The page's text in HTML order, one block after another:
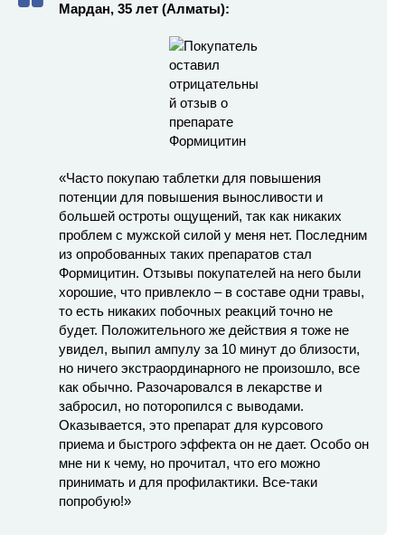
Мардан, 35 лет (Алматы):
«Часто покупаю таблетки для повышения
потенции для повышения выносливости и
большей остроты ощущений, так как никаких
проблем с мужской силой у меня нет. Последним
из опробованных таких препаратов стал
Формицитин. Отзывы покупателей на него были
хорошие, что привлекло – в составе одни травы,
то есть никаких побочных реакций точно не
будет. Положительного же действия я тоже не
увидел, выпил ампулу за 10 минут до близости,
но ничего экстраординарного не произошло, все
как обычно. Разочаровался в лекарстве и
забросил, но поторопился с выводами.
Оказывается, это препарат для курсового
приема и быстрого эффекта он не дает. Особо он
мне ни к чему, но прочитал, что его можно
принимать и для профилактики. Все-таки
попробую!»